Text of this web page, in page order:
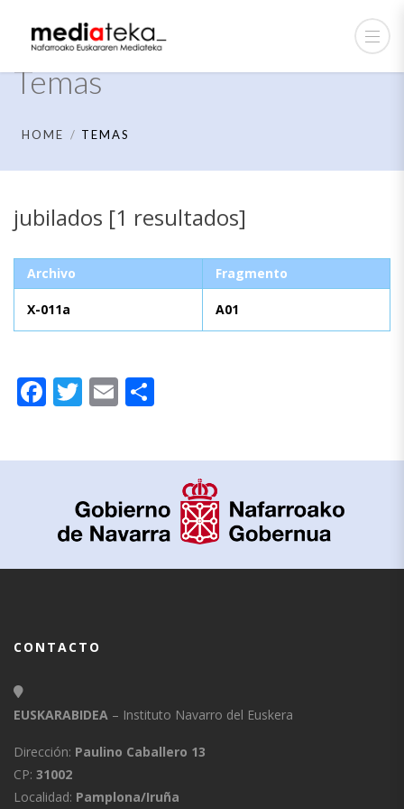
Temas
HOME TEMAS
jubilados [1 resultados]
Archivo Fragmento
X-011a A01
Facebook
Twitter
Email
CONTACTO
EUSKARABIDEA – Instituto Navarro del Euskera
Dirección: Paulino Caballero 13
CP: 31002
Localidad: Pamplona/Iruña